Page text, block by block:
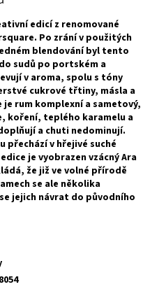
edicí z renomované
Po zrání v použitých
blendování byl tento
sudů po portském a
v aroma, spolu s tóny
cukrové třtiny, másla a
rum komplexní a sametový,
koření, teplého karamelu a
a chuti nedominují.
přechází v hřejivé suché
je vyobrazen vzácný Ara
že již ve volné přírodě
se ale několika
jejich návrat do původního